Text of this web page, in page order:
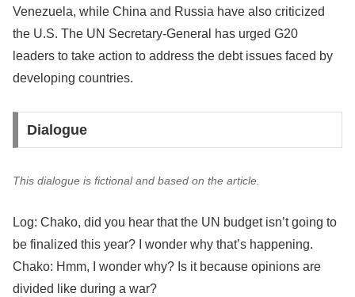
Venezuela, while China and Russia have also criticized
the U.S. The UN Secretary-General has urged G20
leaders to take action to address the debt issues faced by
developing countries.
Dialogue
This dialogue is fictional and based on the article.
Log: Chako, did you hear that the UN budget isn’t going to
be finalized this year? I wonder why that’s happening.
Chako: Hmm, I wonder why? Is it because opinions are
divided like during a war?